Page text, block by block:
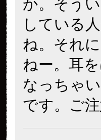
か。そう
している
ね。それ
ねー。耳
なっちゃ
です。ご